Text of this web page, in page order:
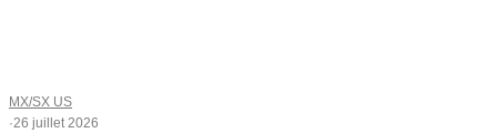
MX/SX US
·26 juillet 2026